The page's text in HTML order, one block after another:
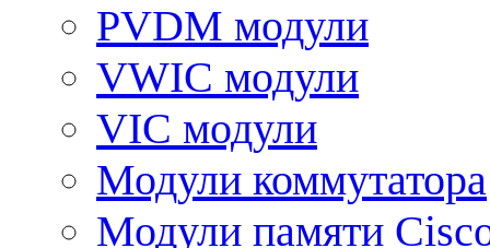
PVDM модули
VWIC модули
VIC модули
Модули коммутатора
Модули памяти